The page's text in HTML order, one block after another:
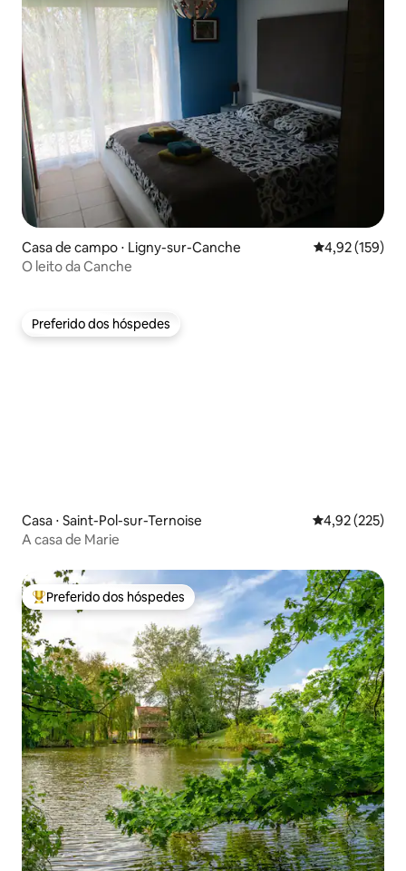
Casa de campo ⋅ Ligny-sur-Canche 4,92 de uma
4,92 (159)
O leito da Canche
Preferido dos hóspedes
Preferido dos hóspedes
Casa ⋅ Saint-Pol-sur-Ternoise 4,92 de uma
4,92 (225)
A casa de Marie
Entre os melhores preferidos dos hóspedes
Preferido dos hóspedes